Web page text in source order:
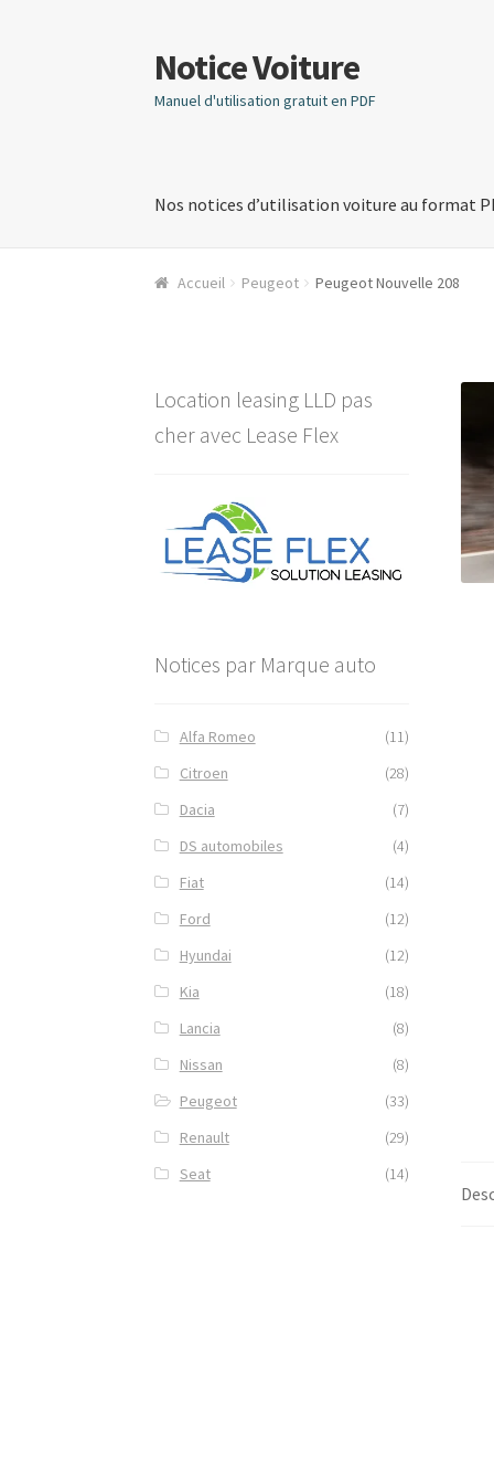
Aller
à
la
Aller
au
contenu
Notice Voiture
Manuel d'utilisation gratuit en PDF
Nos notices d’utilisation voiture au format
Accueil Peugeot Peugeot Nouvelle 208
Location leasing LLD pas
cher avec Lease Flex
Notices par Marque auto
Alfa Romeo
(11)
Citroen
(28)
Dacia
(7)
DS automobiles
(4)
Fiat
(14)
Ford
(12)
Hyundai
(12)
Kia
(18)
Lancia
(8)
Nissan
(8)
Peugeot
(33)
Renault
(29)
Seat
(14)